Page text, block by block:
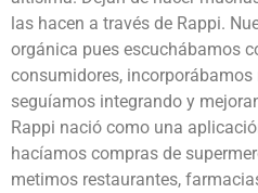
las hacen a través de Rappi.
orgánica pues escuchábamos
consumidores,
seguíamos integrando y
Rappi nació como una
hacíamos compras de
metimos restaurantes,